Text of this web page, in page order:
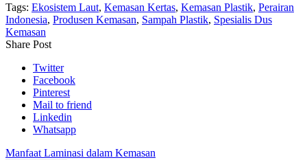
Tags: Ekosistem Laut, Kemasan Kertas, Kemasan Plastik, Perairan
Indonesia, Produsen Kemasan, Sampah Plastik, Spesialis Dus
Kemasan
Share Post
Twitter
Facebook
Pinterest
Mail to friend
Linkedin
Whatsapp
Manfaat Laminasi dalam Kemasan